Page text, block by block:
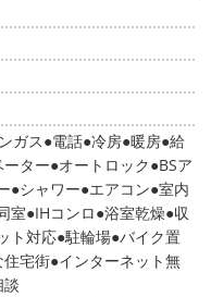
ガス 電話 冷房 暖房 給
ーター オートロック BSア
シャワー エアコン 室内
室 IHコンロ 浴室乾燥 収
ト対応 駐輪場 バイク置
住宅街 インターネット無
談